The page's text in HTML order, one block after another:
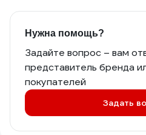
Нужна помощь?
Задайте вопрос – вам
представитель бренда
покупателей
Задать